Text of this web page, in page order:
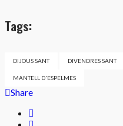
Tags:
DIJOUS SANT DIVENDRES SANT
MANTELL D'ESPELMES
Share